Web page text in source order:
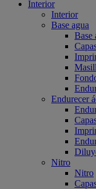
Interior
Interior
Base agua
Base
Endurecer
Nitro
Nitro